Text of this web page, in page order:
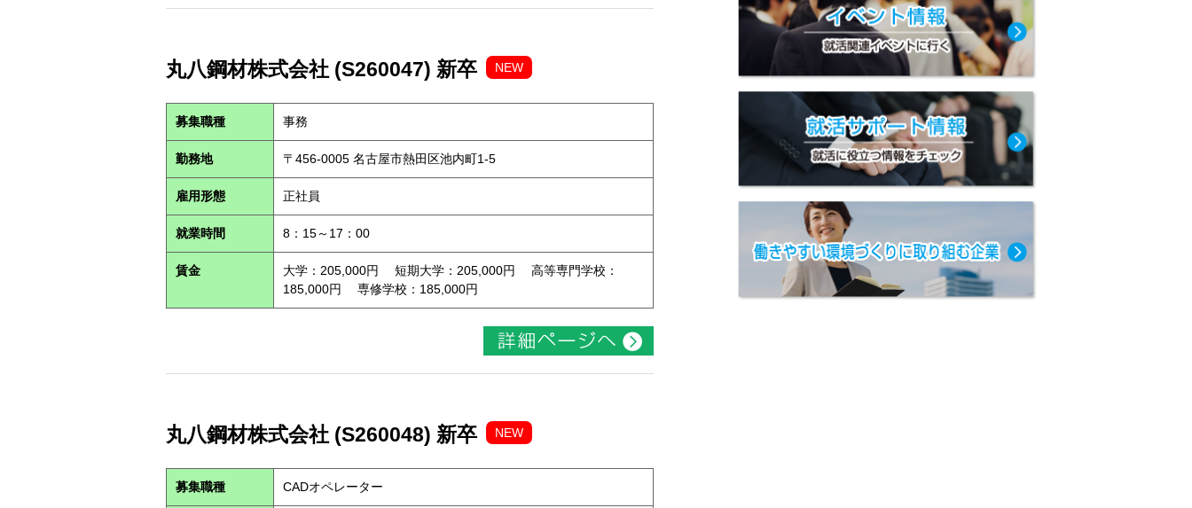
丸八鋼材株式会社 (S260047) 新卒 NEW
募集職種 事務
勤務地 〒456-0005 名古屋市熱田区池内町1-5
雇用形態 正社員
就業時間 8：15～17：00
賃金
大学：205,000円 短期大学：205,000円 高等専門学校：
185,000円 専修学校：185,000円
丸八鋼材株式会社 (S260048) 新卒 NEW
募集職種 CADオペレーター